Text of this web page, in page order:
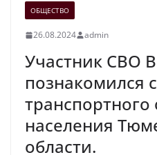
ОБЩЕСТВО
26.08.2024 admin
Участник СВО
познакомился
населения
области.